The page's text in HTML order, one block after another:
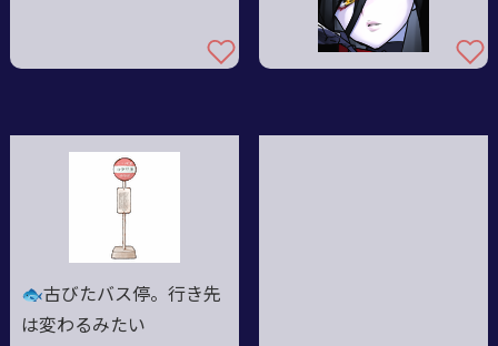
🐟古びたバス停。行き先
は変わるみたい